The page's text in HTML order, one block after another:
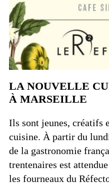
LA NOUVELLE
À MARSEILLE
Ils sont jeunes, créatifs
cuisine. À partir du
de la gastronomie
trentenaires est
les fourneaux du